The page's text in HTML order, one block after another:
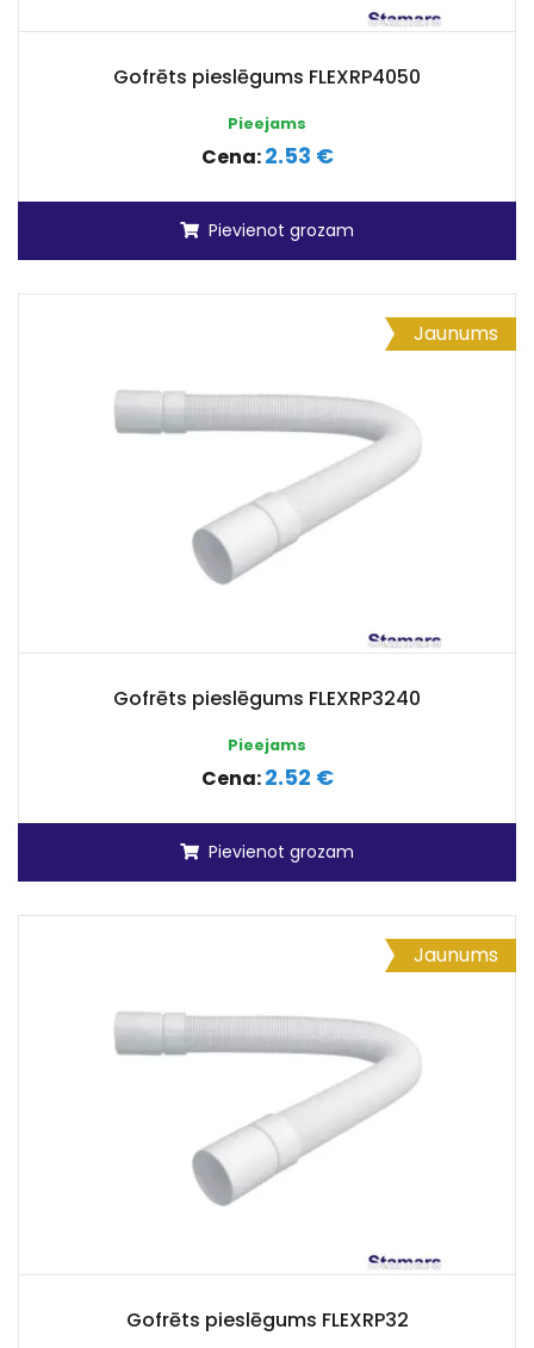
Gofrēts pieslēgums FLEXRP4050
Pieejams
Cena:2.53 €
Pievienot grozam
Jaunums
Gofrēts pieslēgums FLEXRP3240
Pieejams
Cena:2.52 €
Pievienot grozam
Jaunums
Gofrēts pieslēgums FLEXRP32